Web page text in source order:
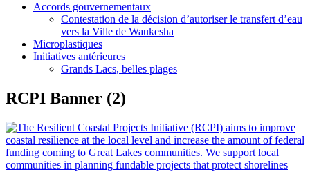
Accords gouvernementaux
Contestation de la décision d’autoriser le transfert d’eau
vers la Ville de Waukesha
Microplastiques
Initiatives antérieures
Grands Lacs, belles plages
RCPI Banner (2)